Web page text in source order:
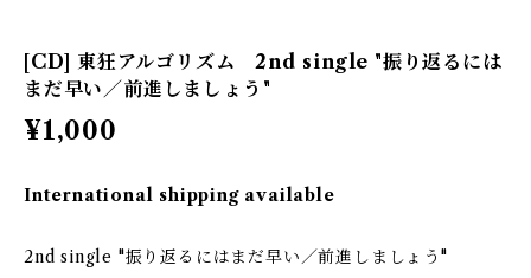
[CD] 東狂アルゴリズム 2nd single "振り返るには
まだ早い／前進しましょう"
¥1,000
International shipping available
2nd single "振り返るにはまだ早い／前進しましょう"